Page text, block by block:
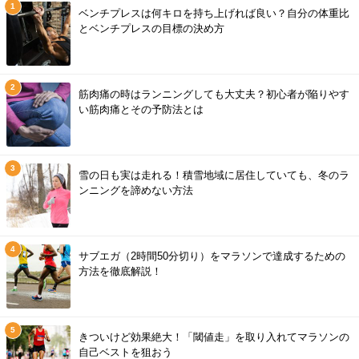
ベンチプレスは何キロを持ち上げれば良い？自分の体重比
とベンチプレスの目標の決め方
筋肉痛の時はランニングしても大丈夫？初心者が陥りやす
い筋肉痛とその予防法とは
雪の日も実は走れる！積雪地域に居住していても、冬のラ
ンニングを諦めない方法
サブエガ（2時間50分切り）をマラソンで達成するための
方法を徹底解説！
きついけど効果絶大！「閾値走」を取り入れてマラソンの
自己ベストを狙おう